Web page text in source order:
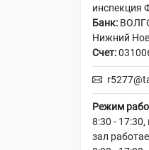
инспекция
Банк:
Нижний
Счет:
Режим
8:30 -
зал